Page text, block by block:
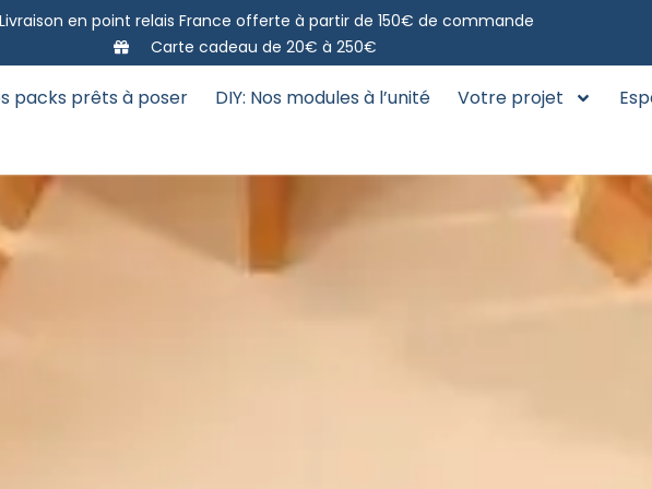
Livraison en point relais France offerte à partir de 150€ de commande
Carte cadeau de 20€ à 250€
packs prêts à poser DIY: Nos modules à l’unité Votre projet